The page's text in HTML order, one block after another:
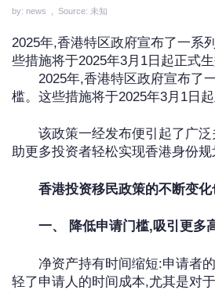
by: news , Source: 未知
2025年,香港特区政府宣布了一系
些措施将于2025年3月1日起正式
2025年,香港特区政府宣布了
槛。这些措施将于2025年3月1日起
该政策一经发布便引起了广
助更多投资者轻松实现香港身份规
香港投资移民政策的不断变
一、 降低申请门槛,吸引更多
净资产持有时间缩短:申请者
轻了申请人的时间成本,尤其是对